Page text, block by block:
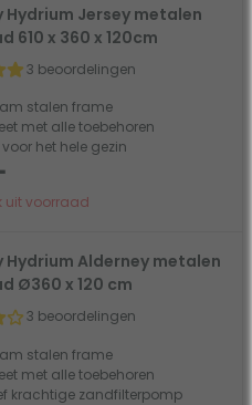
Hydrium Jersey metalen
610 x 360 x 120cm
3 beoordelingen
stalen frame
met alle toebehoren
het hele gezin
uit voorraad
Hydrium Alderney metalen
Ø360 x 120 cm
3 beoordelingen
stalen frame
met alle toebehoren
krachtige zandfilterpomp